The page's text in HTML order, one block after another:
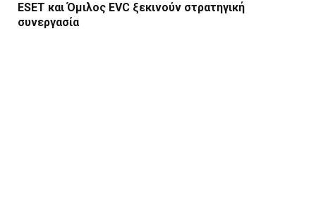
ESET και Όμιλος EVC ξεκινούν στρατηγική
συνεργασία